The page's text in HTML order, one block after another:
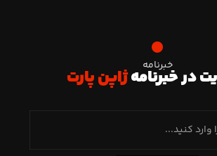
خبرنامه
در خبرنامهژاپن پارت